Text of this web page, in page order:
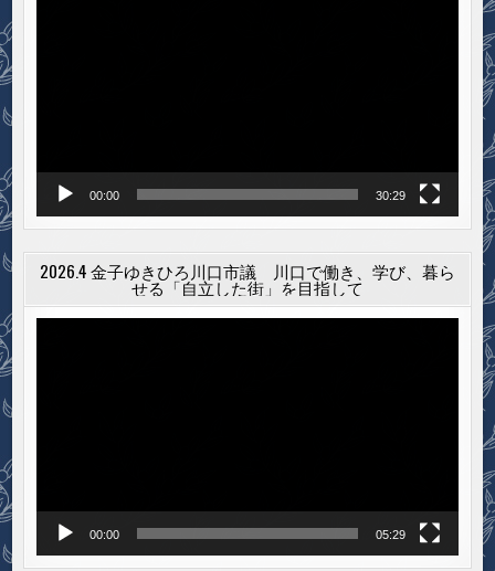
00:00 30:29
2026.4 金子ゆきひろ川口市議 川口で働き、学び、暮ら
せる「自立した街」を目指して
00:00 05:29